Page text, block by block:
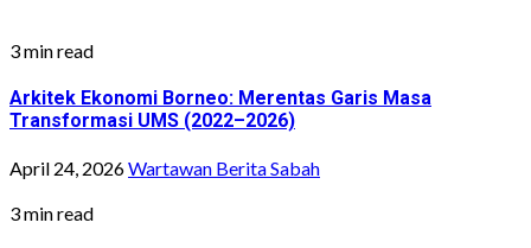
3 min read
Arkitek Ekonomi Borneo: Merentas Garis Masa
Transformasi UMS (2022–2026)
April 24, 2026Wartawan Berita Sabah
3 min read